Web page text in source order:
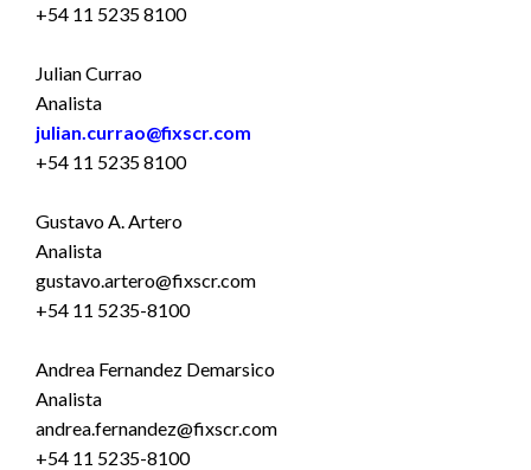
+54 11 5235 8100
Julian Currao
Analista
julian.currao@fixscr.com
+54 11 5235 8100
Gustavo A. Artero
Analista
gustavo.artero@fixscr.com
+54 11 5235-8100
Andrea Fernandez Demarsico
Analista
andrea.fernandez@fixscr.com
+54 11 5235-8100